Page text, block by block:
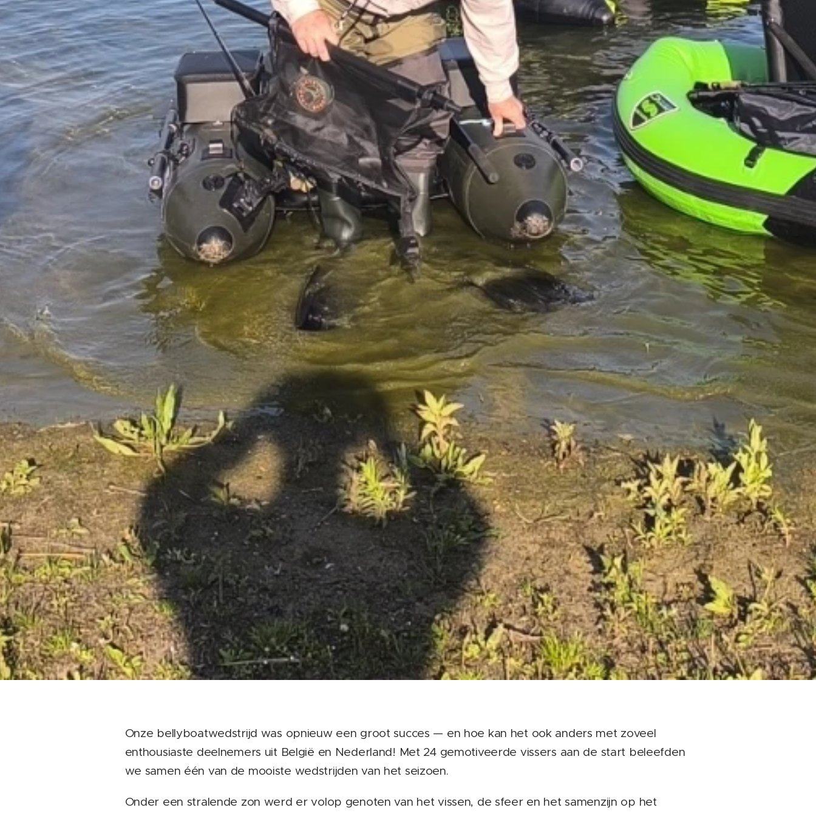
Onze bellyboatwedstrijd was opnieuw een groot succes — en hoe kan het ook anders met zoveel
enthousiaste deelnemers uit België en Nederland! Met 24 gemotiveerde vissers aan de start beleefden
we samen één van de mooiste wedstrijden van het seizoen.
Onder een stralende zon werd er volop genoten van het vissen, de sfeer en het samenzijn op het